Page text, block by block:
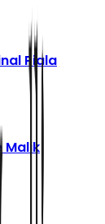
Piala
Malik